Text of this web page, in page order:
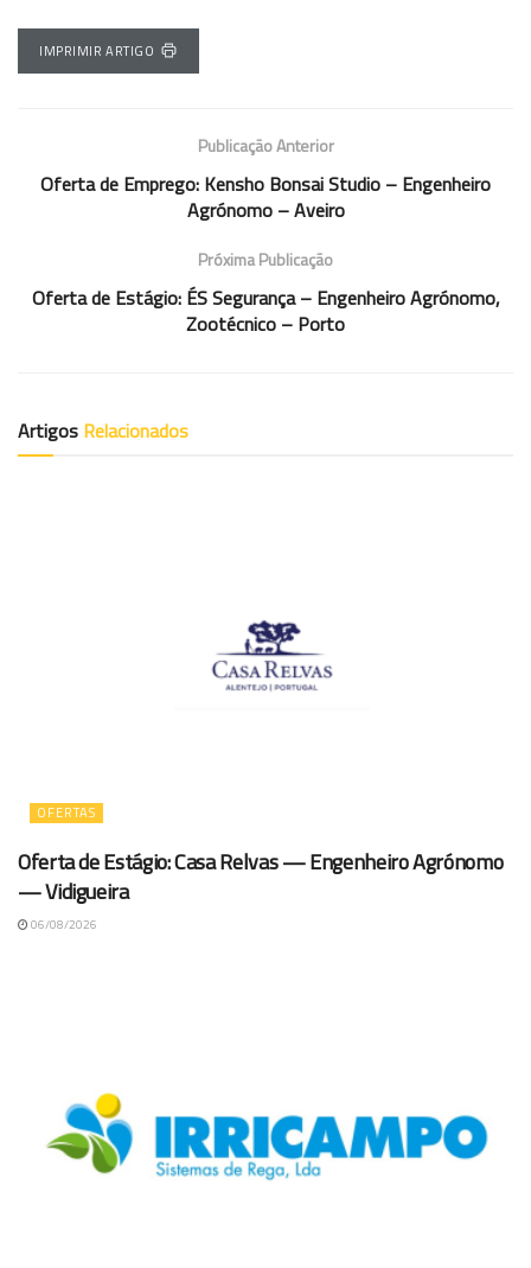
IMPRIMIR ARTIGO
Publicação Anterior
Oferta de Emprego: Kensho Bonsai Studio – Engenheiro
Agrónomo – Aveiro
Próxima Publicação
Oferta de Estágio: ÉS Segurança – Engenheiro Agrónomo,
Zootécnico – Porto
Artigos Relacionados
OFERTAS
Oferta de Estágio: Casa Relvas — Engenheiro Agrónomo
— Vidigueira
06/08/2026